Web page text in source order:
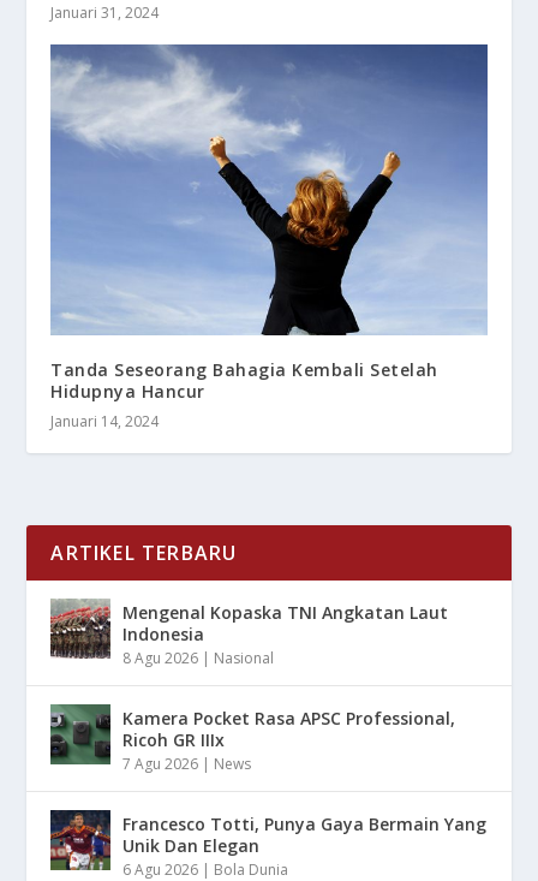
Januari 31, 2024
Tanda Seseorang Bahagia Kembali Setelah
Hidupnya Hancur
Januari 14, 2024
ARTIKEL TERBARU
Mengenal Kopaska TNI Angkatan Laut
Indonesia
8 Agu 2026 | Nasional
Kamera Pocket Rasa APSC Professional,
Ricoh GR IIIx
7 Agu 2026 | News
Francesco Totti, Punya Gaya Bermain Yang
Unik Dan Elegan
6 Agu 2026 | Bola Dunia